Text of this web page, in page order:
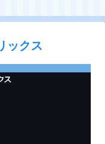
ックス